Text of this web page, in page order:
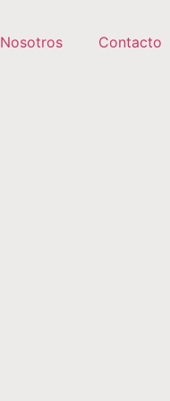
Nosotros Contacto